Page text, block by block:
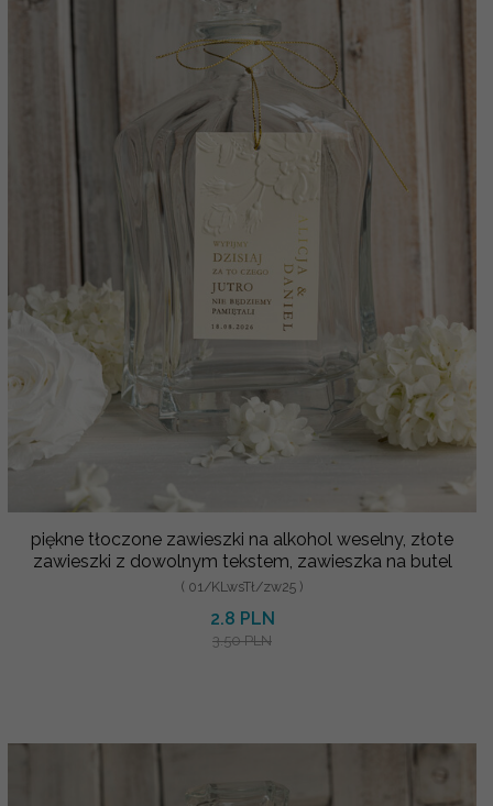
piękne tłoczone zawieszki na alkohol weselny, złote
zawieszki z dowolnym tekstem, zawieszka na butel
( 01/KLwsTł/zw25 )
2.8 PLN
3.50 PLN